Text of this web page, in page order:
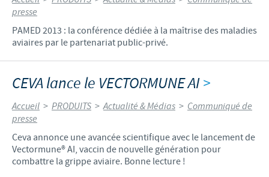
presse
PAMED 2013 : la conférence dédiée à la maîtrise des maladies
aviaires par le partenariat public-privé.
CEVA lance le VECTORMUNE AI>
Accueil > PRODUITS > Actualité & Médias > Communiqué de
presse
Ceva annonce une avancée scientifique avec le lancement de
Vectormune® AI, vaccin de nouvelle génération pour
combattre la grippe aviaire. Bonne lecture !